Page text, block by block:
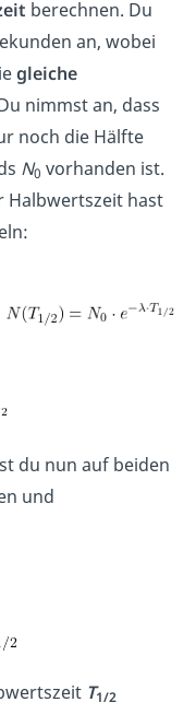
berechnen. Du
an, wobei
gleiche
nimmst an, dass
noch die Hälfte
N0 vorhanden ist.
Halbwertszeit hast
du nun auf beiden
und
T1/2